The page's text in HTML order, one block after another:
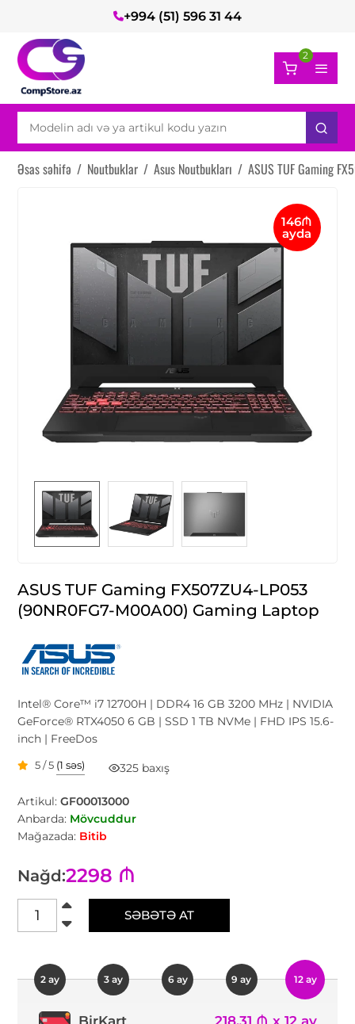
+994 (51) 596 31 44
2
Əsas səhifə / Noutbuklar / Asus Noutbukları / ASUS TUF Gaming
146₼
ayda
ASUS TUF Gaming FX507ZU4-LP053
(90NR0FG7-M00A00) Gaming Laptop
Intel® Core™ i7 12700H | DDR4 16 GB 3200 MHz | NVIDIA
GeForce® RTX4050 6 GB | SSD 1 TB NVMe | FHD IPS 15.6-
inch | FreeDos
5 / 5 (1 səs) 325 baxış
Artikul:GF00013000
Anbarda: Mövcuddur
Mağazada: Bitib
Nağd:2298 ₼
SƏBƏTƏ AT
2 ay 3 ay 6 ay 9 ay 12 ay
BirKart 218.31 ₼ x 12 ay